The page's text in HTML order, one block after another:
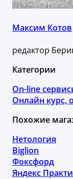
Максим Котов
редактор
Категории
On-line
Онлайн курс,
Похожие
Нетология
Biglion
Фоксфорд
Яндекс